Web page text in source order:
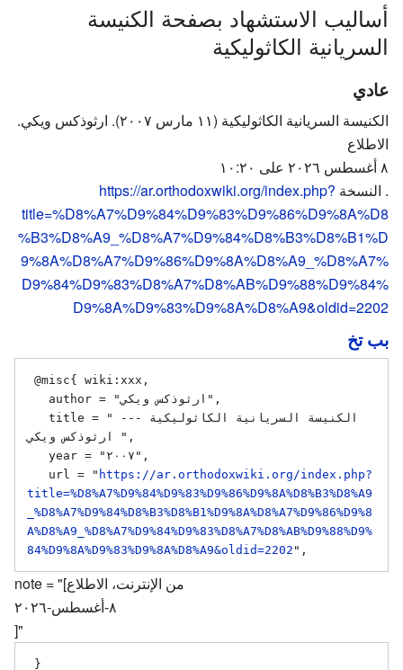
أساليب الاستشهاد بصفحة الكنيسة
السريانية الكاثوليكية
عادي
الكنيسة السريانية الكاثوليكية (١١ مارس ٢٠٠٧). ارثوذكس ويكي.
الاطلاع
٨ أغسطس ٢٠٢٦ على ١٠:٢٠
. النسخة https://ar.orthodoxwiki.org/index.php?
title=%D8%A7%D9%84%D9%83%D9%86%D9%8A%D8
%B3%D8%A9_%D8%A7%D9%84%D8%B3%D8%B1%D
9%8A%D8%A7%D9%86%D9%8A%D8%A9_%D8%A7%
D9%84%D9%83%D8%A7%D8%AB%D9%88%D9%84%
D9%8A%D9%83%D9%8A%D8%A9&oldid=2202
بب تخ
ارثوذكس ويكي ",
   url = "
https://ar.orthodoxwiki.org/index.php?
title=%D8%A7%D9%84%D9%83%D9%86%D9%8A%D8%B3%D8%A9
_%D8%A7%D9%84%D8%B3%D8%B1%D9%8A%D8%A7%D9%86%D9%8
A%D8%A9_%D8%A7%D9%84%D9%83%D8%A7%D8%AB%D9%88%D9%
84%D9%8A%D9%83%D9%8A%D8%A9&oldid=2202
note = "[من الإنترنت، الاطلاع
٨-أغسطس-٢٠٢٦
]"